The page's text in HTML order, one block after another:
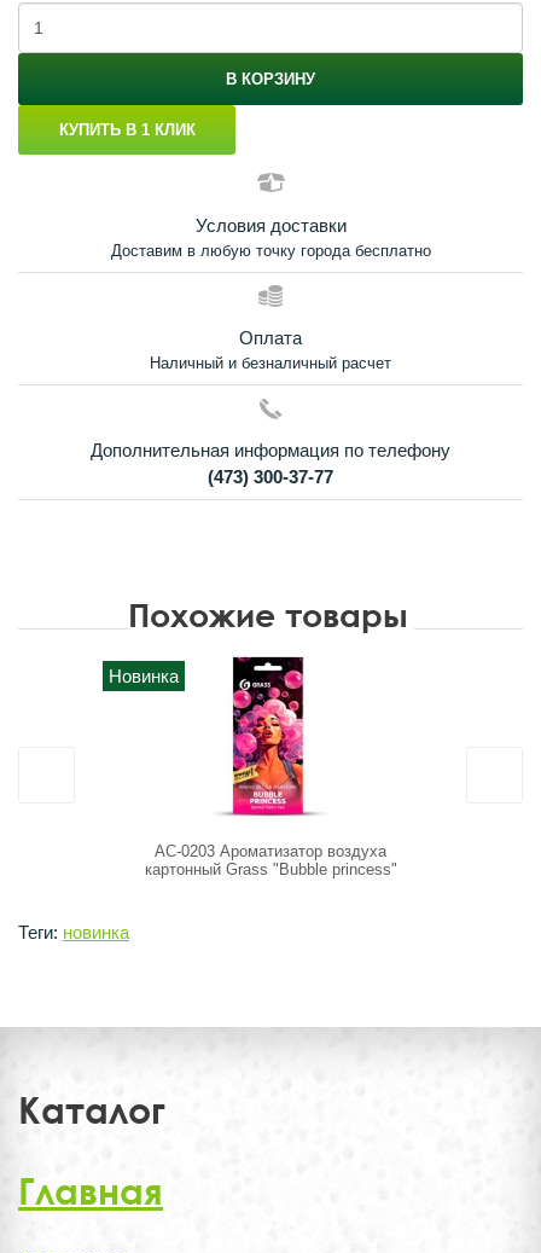
В КОРЗИНУ
КУПИТЬ В 1 КЛИК
Условия доставки
Доставим в любую точку города бесплатно
Оплата
Наличный и безналичный расчет
Дополнительная информация по телефону
(473) 300-37-77
Похожие товары
Новинка
AC-0203 Ароматизатор воздуха
картонный Grass "Bubble princess"
Теги: новинка
Каталог
Главная